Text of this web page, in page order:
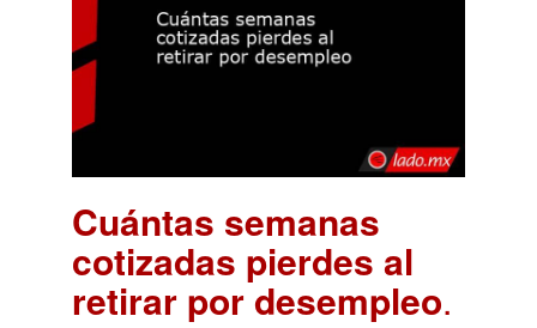
Cuántas semanas
cotizadas pierdes al
retirar por desempleo.